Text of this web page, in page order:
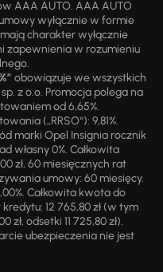
AAA AUTO. AAA AUTO
wyłącznie w formie
charakter wyłącznie
zapewnienia w rozumieniu
obowiązuje we wszystkich
z o.o. Promocja polega na
od 6,65%.
(„RRSO“): 9,81%.
marki Opel Insignia rocznik
własny 0%. Całkowita
zł, 60 miesięcznych rat
umowy: 60 miesięcy.
Całkowita kwota do
12 765,80 zł (w tym
odsetki 11 725,80 zł).
ubezpieczenia nie jest